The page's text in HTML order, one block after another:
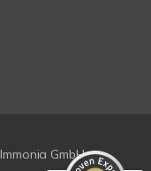
Immonia GmbHProvenExpert.com